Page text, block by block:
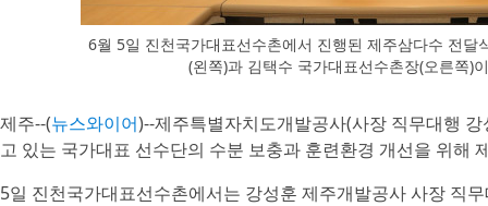
6월 5일 진천국가대표선수촌에서 진행된 제주삼다수 전
(왼쪽)과 김택수 국가대표선수촌장(오른쪽)
제주--(뉴스와이어)--제주특별자치도개발공사(사장 직무대행
고 있는 국가대표 선수단의 수분 보충과 훈련환경 개선을 위해
5일 진천국가대표선수촌에서는 강성훈 제주개발공사 사장 직